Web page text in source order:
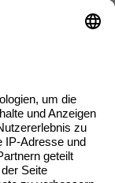
*Pflichtfelder